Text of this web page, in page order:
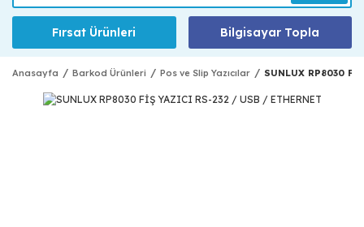
Fırsat Ürünleri Bilgisayar Topla
Anasayfa Barkod Ürünleri Pos ve Slip Yazıcılar SUNLUX RP8030